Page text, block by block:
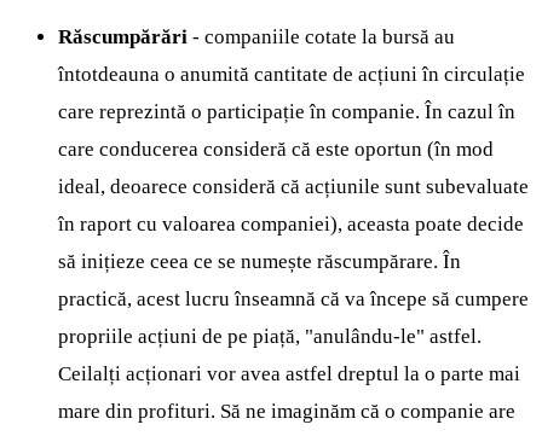
Răscumpărări - companiile cotate la bursă au
întotdeauna o anumită cantitate de acțiuni în circulație
care reprezintă o participație în companie. În cazul în
care conducerea consideră că este oportun (în mod
ideal, deoarece consideră că acțiunile sunt subevaluate
în raport cu valoarea companiei), aceasta poate decide
să inițieze ceea ce se numește răscumpărare. În
practică, acest lucru înseamnă că va începe să cumpere
propriile acțiuni de pe piață, "anulându-le" astfel.
Ceilalți acționari vor avea astfel dreptul la o parte mai
mare din profituri. Să ne imaginăm că o companie are